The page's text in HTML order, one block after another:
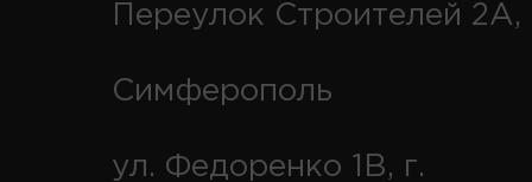
Переулок Строителей 2А,
Симферополь
ул. Федоренко 1В, г.